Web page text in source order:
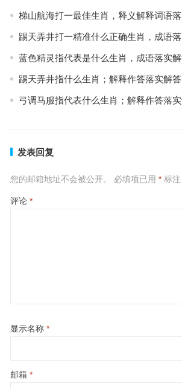
梯山航海打一最佳生肖，释义解释词语
踢天弄井打一精准什么正确生肖，成语
蓝色精灵指代表是什么生肖，成语落实
踢天弄井指什么生肖；解释作答落实解答
弓调马服指代表什么生肖；解释作答落
发表回复
您的邮箱地址不会被公开。 必填项已用 *标注
评论 *
显示名称 *
邮箱 *